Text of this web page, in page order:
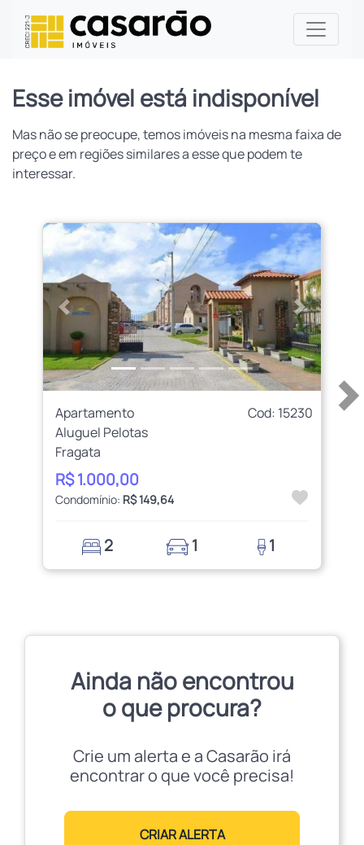
Esse imóvel está indisponível
Mas não se preocupe, temos imóveis na mesma faixa de
preço e em regiões similares a esse que podem te
interessar.
Anterior Próximo
Apartamento
Cod: 15230
Aluguel Pelotas
Fragata
R$ 1.000,00
Condomínio: R$ 149,64
2 1 1
Ainda não encontrou
o que procura?
Crie um alerta e a Casarão irá
encontrar o que você precisa!
CRIAR ALERTA